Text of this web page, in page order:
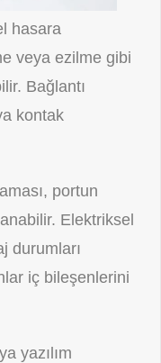
hasara
veya ezilme gibi
Bağlantı
kontak
portun
Elektriksel
durumları
iç bileşenlerini
yazılım